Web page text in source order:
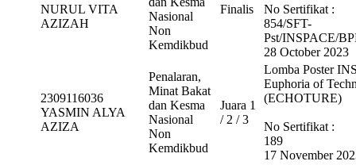
NURUL VITA
AZIZAH
Nasional
Non
Kemdikbud
Finalis
No Sertifikat :
854/SFT-
Pst/INSPACE/
28 October 2023
2309116036
YASMIN ALYA
AZIZA
Penalaran,
Minat Bakat
dan Kesma
Nasional
Non
Kemdikbud
Juara 1
/ 2 / 3
Lomba Poster
Euphoria of
(ECHOTURE)
No Sertifikat :
189
17 November